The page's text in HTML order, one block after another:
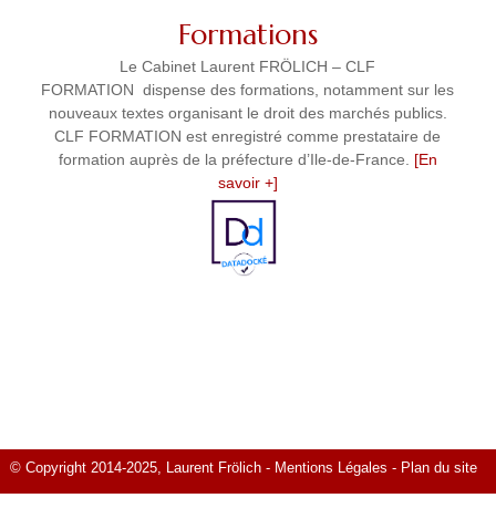
Formations
Le Cabinet Laurent FRÖLICH – CLF
FORMATION dispense des formations, notamment sur les
nouveaux textes organisant le droit des marchés publics.
CLF FORMATION est enregistré comme prestataire de
formation auprès de la préfecture d’Ile-de-France.
[En
savoir +]
© Copyright 2014-2025, Laurent Frölich - Mentions Légales - Plan du site